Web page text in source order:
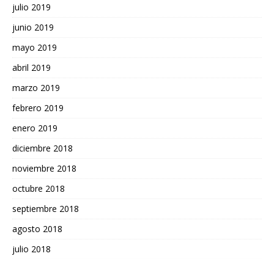
julio 2019
junio 2019
mayo 2019
abril 2019
marzo 2019
febrero 2019
enero 2019
diciembre 2018
noviembre 2018
octubre 2018
septiembre 2018
agosto 2018
julio 2018